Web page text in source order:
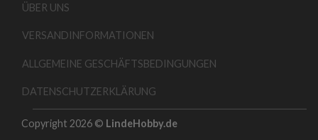
ÜBER UNS
VERSANDINFORMATIONEN
ALLGEMEINE GESCHÄFTSBEDINGUNGEN
DATENSCHUTZERKLÄRUNG
Copyright 2026 © LindeHobby.de